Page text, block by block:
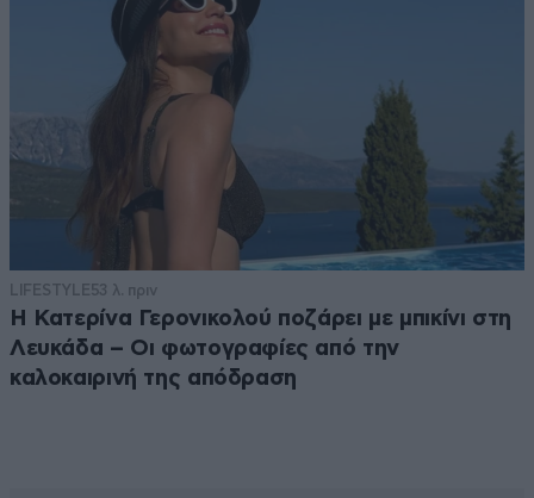
LIFESTYLE53 λ. πριν
Η Κατερίνα Γερονικολού ποζάρει με μπικίνι στη
Λευκάδα – Οι φωτογραφίες από την
καλοκαιρινή της απόδραση